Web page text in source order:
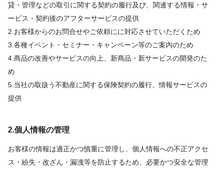
貸・管理などの取引に関する契約の履行及び、関連する情報・サ
ービス・契約後のアフターサービスの提供
2.お客様からのお問合せやご依頼にに対応させていただくため
3.各種イベント・セミナー・キャンペーン等のご案内のため
4.商品の改善やサービスの向上、新商品・新サービスの開発のた
め
5.当社の取扱う不動産に関する保険契約の履行、情報サービスの
提供
2.個人情報の管理
お客様の情報は適正かつ慎重に管理し、個人情報への不正アクセ
ス・紛失・改ざん・漏洩等を防止するため、必要かつ安全な管理